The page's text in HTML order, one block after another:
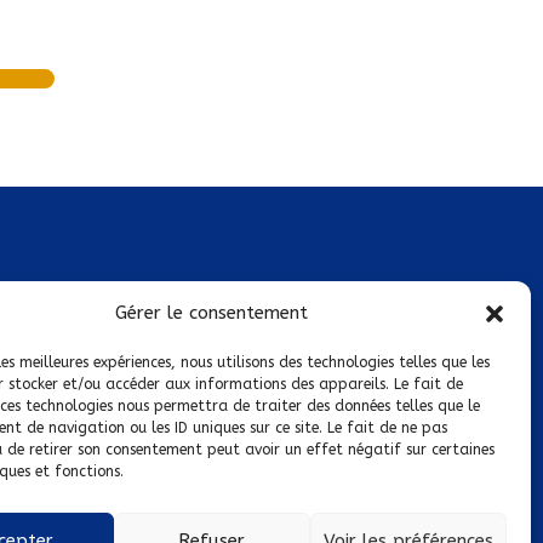
Gérer le consentement
meilleures expériences, nous utilisons des technologies telles que les
stocker et/ou accéder aux informations des appareils. Le fait de
technologies nous permettra de traiter des données telles que le
de navigation ou les ID uniques sur ce site. Le fait de ne pas
de retirer son consentement peut avoir un effet négatif sur certaines
et fonctions.
de confidentialité
de cookies
suivre sur :